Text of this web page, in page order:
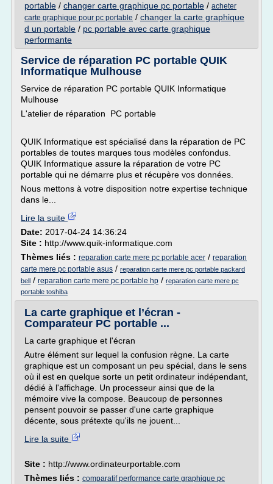
portable / changer carte graphique pc portable / acheter
carte graphique pour pc portable / changer la carte graphique
d un portable / pc portable avec carte graphique
performante
Service de réparation PC portable QUIK
Informatique Mulhouse
Service de réparation PC portable QUIK Informatique
Mulhouse
L'atelier de réparation PC portable
QUIK Informatique est spécialisé dans la réparation de PC
portables de toutes marques tous modèles confondus.
QUIK Informatique assure la réparation de votre PC
portable qui ne démarre plus et récupère vos données.
Nous mettons à votre disposition notre expertise technique
dans le...
Lire la suite
Date: 2017-04-24 14:36:24
Site : http://www.quik-informatique.com
Thèmes liés : reparation carte mere pc portable acer / reparation
carte mere pc portable asus / reparation carte mere pc portable packard
bell / reparation carte mere pc portable hp / reparation carte mere pc
portable toshiba
La carte graphique et l’écran -
Comparateur PC portable ...
La carte graphique et l'écran
Autre élément sur lequel la confusion règne. La carte
graphique est un composant un peu spécial, dans le sens
où il est en quelque sorte un petit ordinateur indépendant,
dédié à l'affichage. Un processeur ainsi que de la
mémoire vive la compose. Beaucoup de personnes
pensent pouvoir se passer d'une carte graphique
décente, sous prétexte qu'ils ne jouent...
Lire la suite
Site : http://www.ordinateurportable.com
Thèmes liés : comparatif performance carte graphique pc